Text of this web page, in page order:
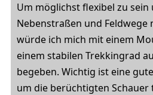
Um möglichst flexibel zu sein
Nebenstraßen und Feldwege
würde ich mich mit einem
einem stabilen Trekkingrad
begeben. Wichtig ist eine
um die berüchtigten Schauer